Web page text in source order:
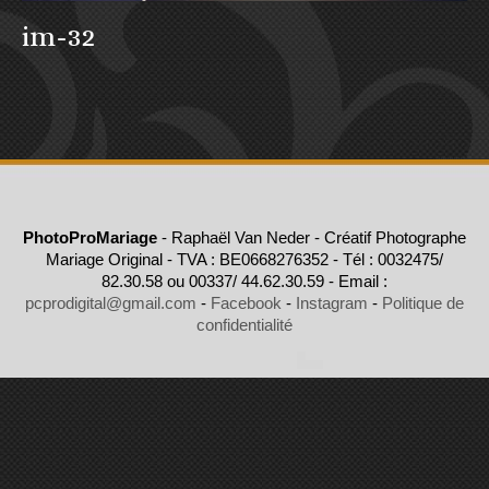
im-32
PhotoProMariage - Raphaël Van Neder - Créatif Photographe
Mariage Original - TVA : BE0668276352 - Tél : 0032475/
82.30.58 ou 00337/ 44.62.30.59 - Email :
pcprodigital@gmail.com - Facebook - Instagram - Politique de
confidentialité